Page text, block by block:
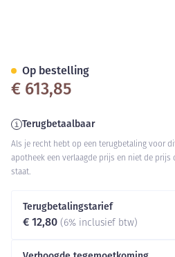
€ 613,85
Terugbetaalbaar
Als je recht hebt op een terugbetaling voor
apotheek een verlaagde prijs en niet de prijs
staat.
Terugbetalingstarief
€ 12,80 (6% inclusief btw)
Op bestelling